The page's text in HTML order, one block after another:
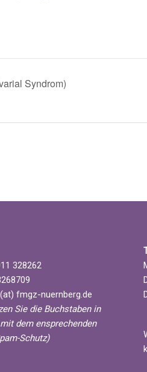
Syndrom)
328262
fmgz-nuernberg.de
Sie die Buchstaben in
dem ensprechenden
Schutz)